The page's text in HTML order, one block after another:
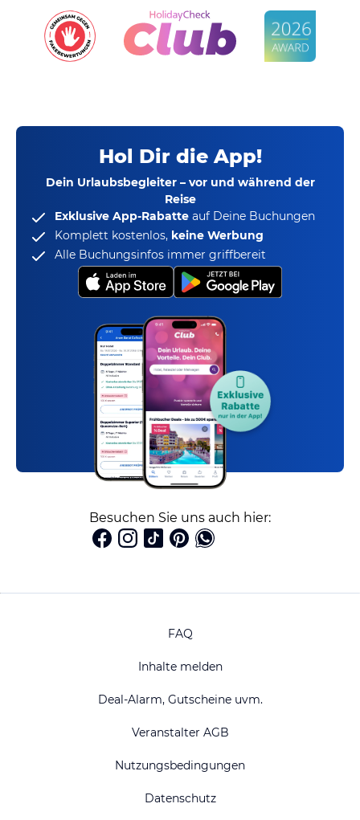
Hol Dir die App!
Dein Urlaubsbegleiter – vor und während der
Reise
Exklusive App-Rabatte auf Deine Buchungen
Komplett kostenlos, keine Werbung
Alle Buchungsinfos immer griffbereit
Besuchen Sie uns auch hier:
FAQ
Inhalte melden
Deal-Alarm, Gutscheine uvm.
Veranstalter AGB
Nutzungsbedingungen
Datenschutz